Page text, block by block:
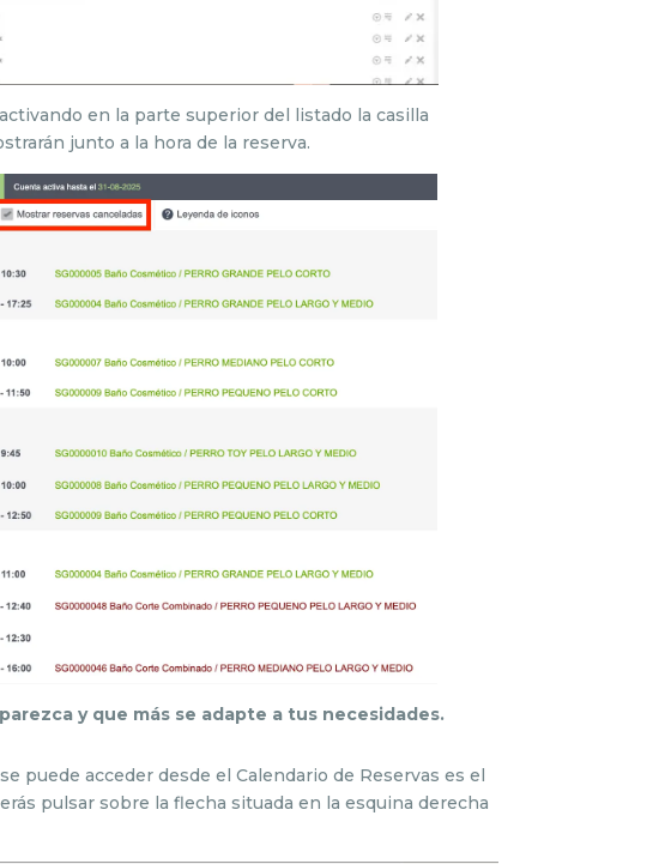
en la parte superior del listado la casilla
junto a la hora de la reserva.
y que más se adapte a tus necesidades.
puede acceder desde el Calendario de Reservas es el
pulsar sobre la flecha situada en la esquina derecha